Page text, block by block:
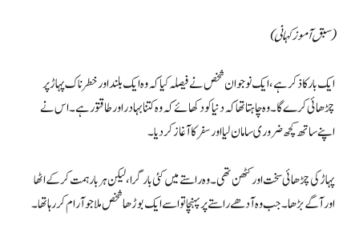
(سبق آموز کہانی)
ایک بار کا ذکر ہے، ایک نوجوان شخص نے فیصلہ کیا کہ وہ ایک بلند اور خطرناک پہاڑ پر
چڑھائی کرے گا۔ وہ چاہتا تھا کہ دنیا کو دکھائے کہ وہ کتنا بہادر اور طاقتور ہے۔ اس نے
اپنے ساتھ کچھ ضروری سامان لیا اور سفر کا آغاز کر دیا۔
پہاڑ کی چڑھائی سخت اور کٹھن تھی۔ وہ راستے میں کئی بار گرا، لیکن ہر بار ہمت کر کے اٹھا
اور آگے بڑھا۔ جب وہ آدھے راستے پر پہنچا تو اسے ایک بوڑھا شخص ملا جو آرام کر رہا تھا۔